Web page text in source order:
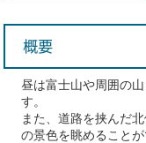
概要
昼は富士山や周囲の
す。
また、道路を挟んだ
の景色を眺めることが